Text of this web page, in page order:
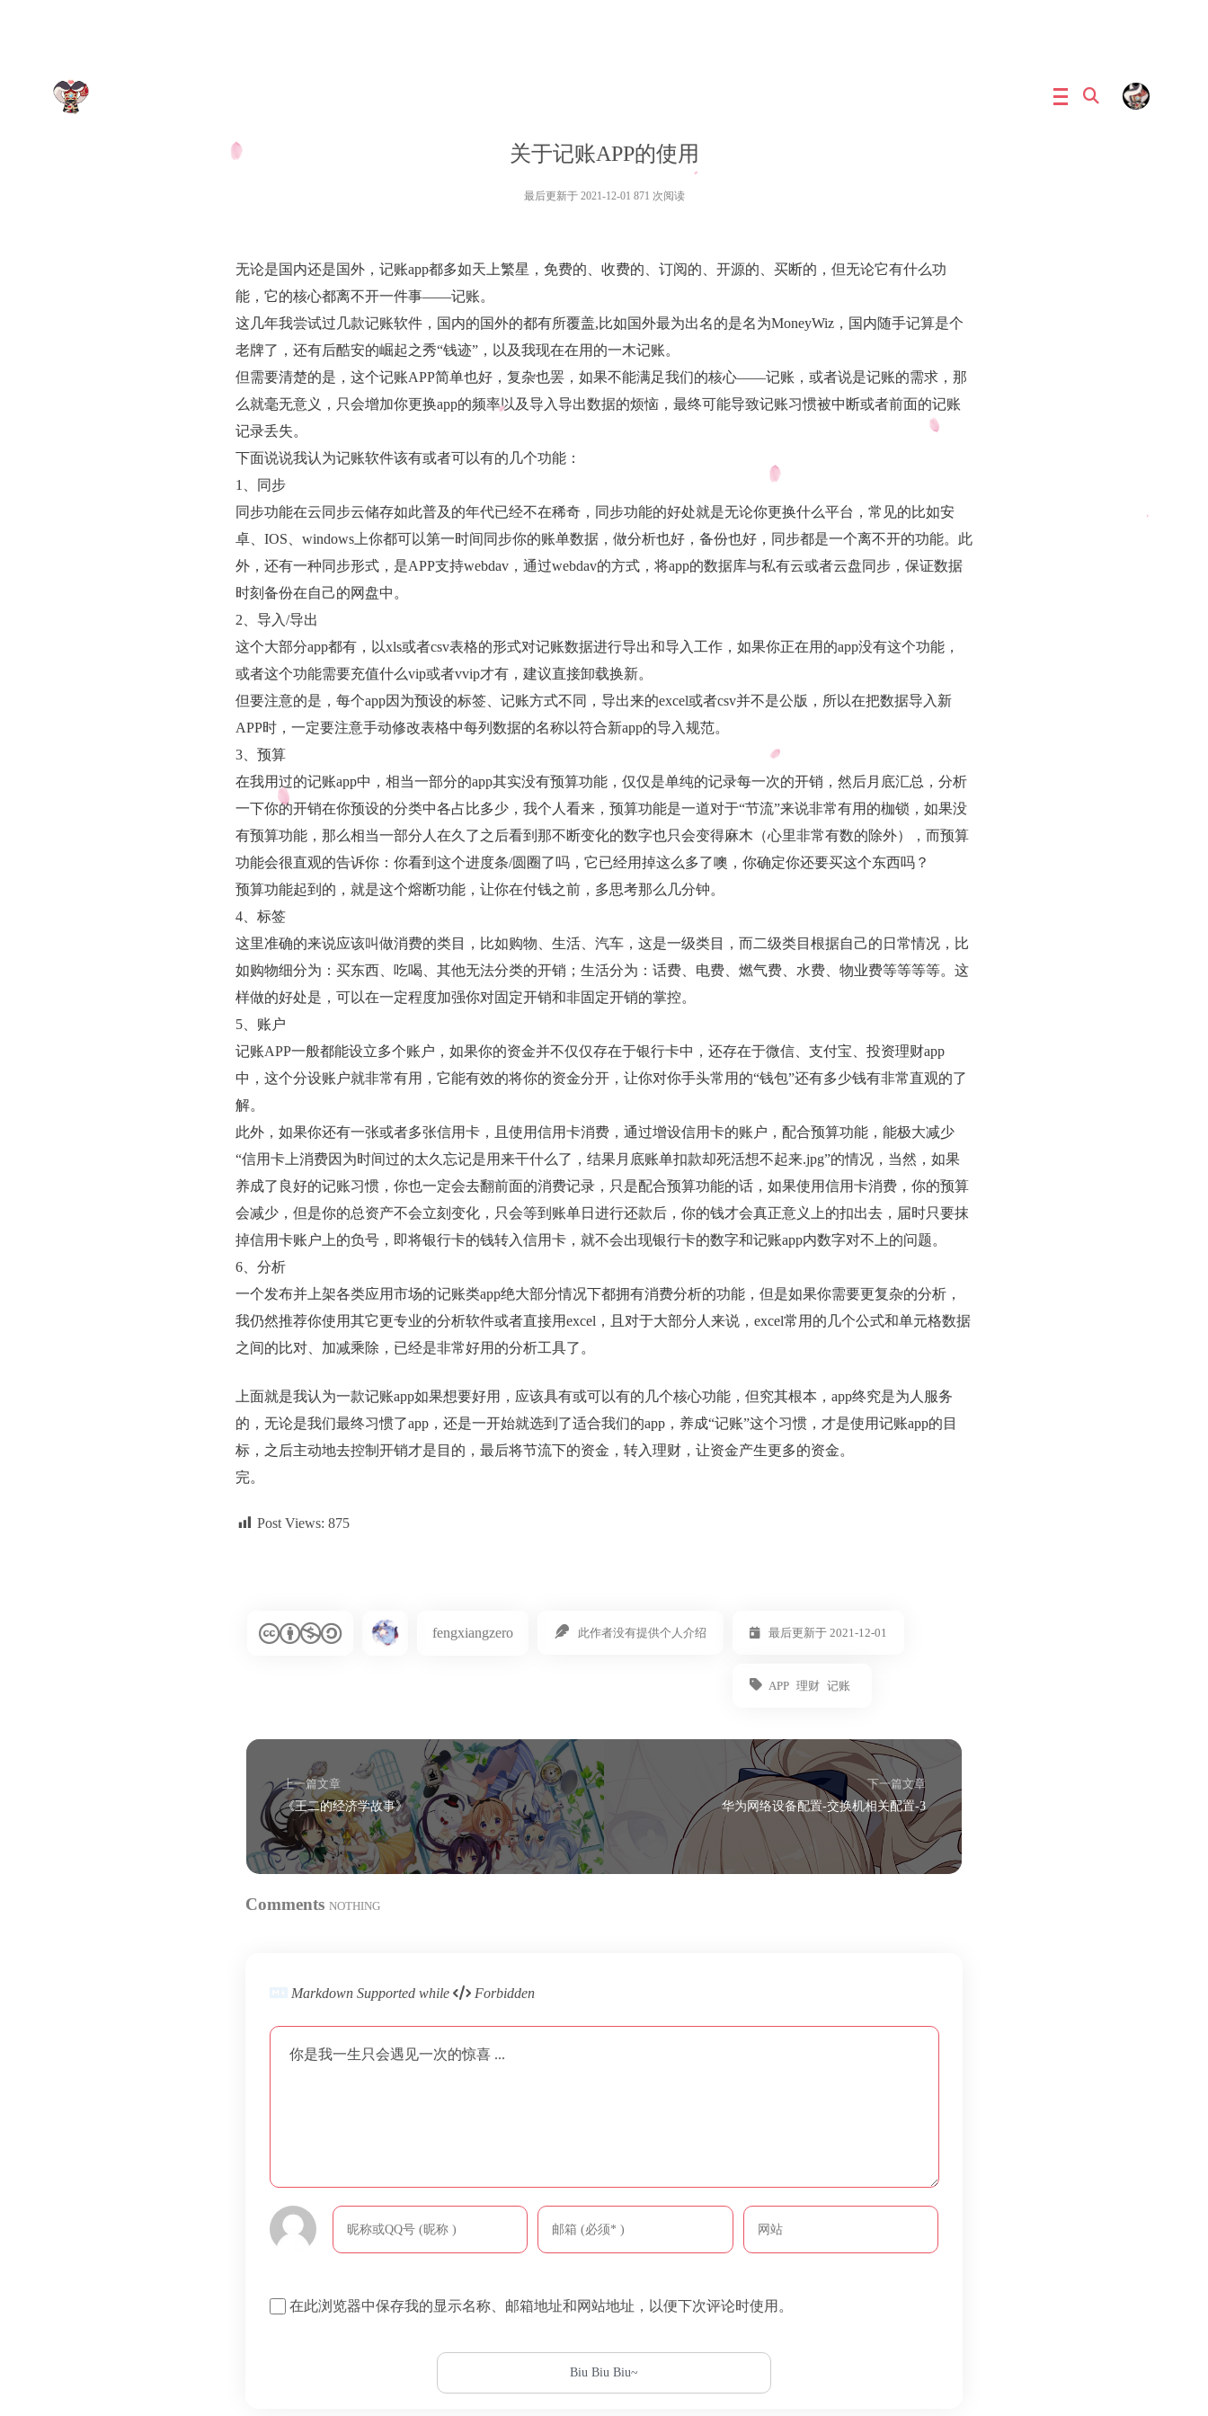
关于记账APP的使用
最后更新于 2021-12-01 871 次阅读
无论是国内还是国外，记账app都多如天上繁星，免费的、收费的、订阅的、开源的、买断的，但无论它有什么功
能，它的核心都离不开一件事——记账。
这几年我尝试过几款记账软件，国内的国外的都有所覆盖,比如国外最为出名的是名为MoneyWiz，国内随手记算是个
老牌了，还有后酷安的崛起之秀“钱迹”，以及我现在在用的一木记账。
但需要清楚的是，这个记账APP简单也好，复杂也罢，如果不能满足我们的核心——记账，或者说是记账的需求，那
么就毫无意义，只会增加你更换app的频率以及导入导出数据的烦恼，最终可能导致记账习惯被中断或者前面的记账
记录丢失。
下面说说我认为记账软件该有或者可以有的几个功能：
1、同步
同步功能在云同步云储存如此普及的年代已经不在稀奇，同步功能的好处就是无论你更换什么平台，常见的比如安
卓、IOS、windows上你都可以第一时间同步你的账单数据，做分析也好，备份也好，同步都是一个离不开的功能。此
外，还有一种同步形式，是APP支持webdav，通过webdav的方式，将app的数据库与私有云或者云盘同步，保证数据
时刻备份在自己的网盘中。
2、导入/导出
这个大部分app都有，以xls或者csv表格的形式对记账数据进行导出和导入工作，如果你正在用的app没有这个功能，
或者这个功能需要充值什么vip或者vvip才有，建议直接卸载换新。
但要注意的是，每个app因为预设的标签、记账方式不同，导出来的excel或者csv并不是公版，所以在把数据导入新
APP时，一定要注意手动修改表格中每列数据的名称以符合新app的导入规范。
3、预算
在我用过的记账app中，相当一部分的app其实没有预算功能，仅仅是单纯的记录每一次的开销，然后月底汇总，分析
一下你的开销在你预设的分类中各占比多少，我个人看来，预算功能是一道对于“节流”来说非常有用的枷锁，如果没
有预算功能，那么相当一部分人在久了之后看到那不断变化的数字也只会变得麻木（心里非常有数的除外），而预算
功能会很直观的告诉你：你看到这个进度条/圆圈了吗，它已经用掉这么多了噢，你确定你还要买这个东西吗？
预算功能起到的，就是这个熔断功能，让你在付钱之前，多思考那么几分钟。
4、标签
这里准确的来说应该叫做消费的类目，比如购物、生活、汽车，这是一级类目，而二级类目根据自己的日常情况，比
如购物细分为：买东西、吃喝、其他无法分类的开销；生活分为：话费、电费、燃气费、水费、物业费等等等等。这
样做的好处是，可以在一定程度加强你对固定开销和非固定开销的掌控。
5、账户
记账APP一般都能设立多个账户，如果你的资金并不仅仅存在于银行卡中，还存在于微信、支付宝、投资理财app
中，这个分设账户就非常有用，它能有效的将你的资金分开，让你对你手头常用的“钱包”还有多少钱有非常直观的了
解。
此外，如果你还有一张或者多张信用卡，且使用信用卡消费，通过增设信用卡的账户，配合预算功能，能极大减少
“信用卡上消费因为时间过的太久忘记是用来干什么了，结果月底账单扣款却死活想不起来.jpg”的情况，当然，如果
养成了良好的记账习惯，你也一定会去翻前面的消费记录，只是配合预算功能的话，如果使用信用卡消费，你的预算
会减少，但是你的总资产不会立刻变化，只会等到账单日进行还款后，你的钱才会真正意义上的扣出去，届时只要抹
掉信用卡账户上的负号，即将银行卡的钱转入信用卡，就不会出现银行卡的数字和记账app内数字对不上的问题。
6、分析
一个发布并上架各类应用市场的记账类app绝大部分情况下都拥有消费分析的功能，但是如果你需要更复杂的分析，
我仍然推荐你使用其它更专业的分析软件或者直接用excel，且对于大部分人来说，excel常用的几个公式和单元格数据
之间的比对、加减乘除，已经是非常好用的分析工具了。
上面就是我认为一款记账app如果想要好用，应该具有或可以有的几个核心功能，但究其根本，app终究是为人服务
的，无论是我们最终习惯了app，还是一开始就选到了适合我们的app，养成“记账”这个习惯，才是使用记账app的目
标，之后主动地去控制开销才是目的，最后将节流下的资金，转入理财，让资金产生更多的资金。
完。
Post Views: 875
fengxiangzero 此作者没有提供个人介绍 最后更新于 2021-12-01
APP 理财 记账
上一篇文章
《王二的经济学故事》
下一篇文章
华为网络设备配置-交换机相关配置-3
Comments NOTHING
Markdown Supported while Forbidden
你是我一生只会遇见一次的惊喜 ...
在此浏览器中保存我的显示名称、邮箱地址和网站地址，以便下次评论时使用。